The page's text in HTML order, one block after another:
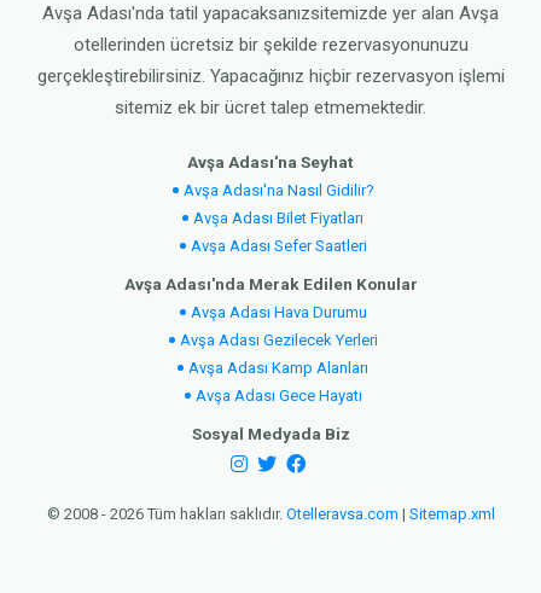
Avşa Adası'nda tatil yapacaksanızsitemizde yer alan Avşa
otellerinden ücretsiz bir şekilde rezervasyonunuzu
gerçekleştirebilirsiniz. Yapacağınız hiçbir rezervasyon işlemi
sitemiz ek bir ücret talep etmemektedir.
Avşa Adası'na Seyhat
Avşa Adası'na Nasıl Gidilir?
Avşa Adası Bilet Fiyatları
Avşa Adası Sefer Saatleri
Avşa Adası'nda Merak Edilen Konular
Avşa Adası Hava Durumu
Avşa Adası Gezilecek Yerleri
Avşa Adası Kamp Alanları
Avşa Adası Gece Hayatı
Sosyal Medyada Biz
© 2008 - 2026 Tüm hakları saklıdır. Otelleravsa.com | Sitemap.xml